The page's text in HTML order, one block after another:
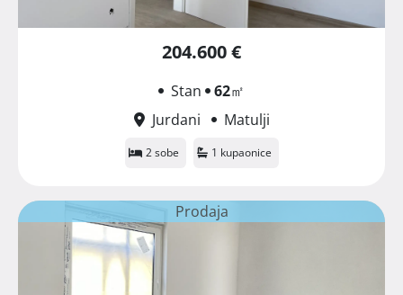
204.600 €
Stan 62㎡
Jurdani
Matulji
2 sobe 1 kupaonice
Prodaja